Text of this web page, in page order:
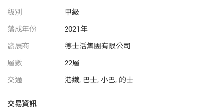
級別
甲級
落成年份
2021年
發展商
德士活集團有限公司
層數
22層
交通
港鐵, 巴士, 小巴, 的士
交易資訊